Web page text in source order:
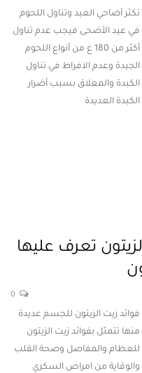
تكثر أضاحي العيد وتناول اللحوم
في عيد الأضحى فيجب عدم تناول
أكثر من 180 غ من أنواع اللحوم
الجيدة وعدم الافراط في تناول
الكبدة والمعلاق بسبب أضرار
الكبدة العديدة
تعرف عليها
فوائد زيت الزيتون للجسم عديدة
منها تتمثل بفوائد زيت الزيتون
للعظام والمفاصل وصحة القلب
والوقاية من امراض السكري